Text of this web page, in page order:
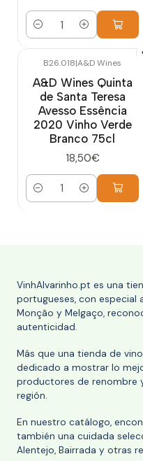
Cantidad
B26.018|A&D Wines
A&D Wines Quinta
de Santa Teresa
Avesso Essência
2020 Vinho Verde
Branco 75cl
18,50€
Cantidad
VinhAlvarinho.pt es una
portugueses, con especial
Monção y Melgaço,
autenticidad.
Más que una tienda de
dedicado a mostrar lo
productores de renombre
región.
En nuestro catálogo,
también una cuidada
Alentejo, Bairrada y otras